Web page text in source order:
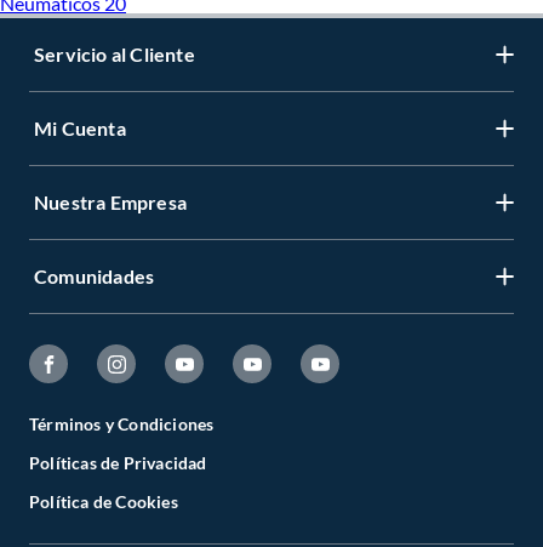
Servicio al Cliente
Mi Cuenta
Nuestra Empresa
Comunidades
Términos y Condiciones
Políticas de Privacidad
Política de Cookies